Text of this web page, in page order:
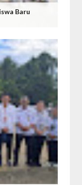
Baru